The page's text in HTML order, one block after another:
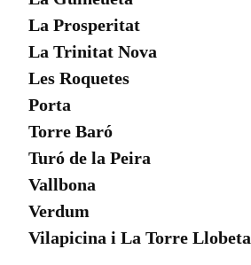
La Prosperitat
La Trinitat Nova
Les Roquetes
Porta
Torre Baró
Turó de la Peira
Vallbona
Verdum
Vilapicina i La Torre Llobeta